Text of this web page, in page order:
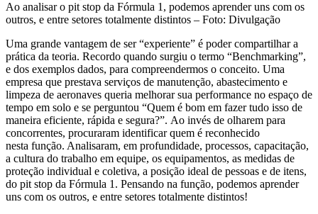
Ao analisar o pit stop da Fórmula 1, podemos aprender uns com os
outros, e entre setores totalmente distintos – Foto: Divulgação
Uma grande vantagem de ser “experiente” é poder compartilhar a
prática da teoria. Recordo quando surgiu o termo “Benchmarking”,
e dos exemplos dados, para compreendermos o conceito. Uma
empresa que prestava serviços de manutenção, abastecimento e
limpeza de aeronaves queria melhorar sua performance no espaço de
tempo em solo e se perguntou “Quem é bom em fazertudo isso de
maneira eficiente, rápida e segura?”. Ao invés de olharem para
concorrentes, procuraram identificar quem é reconhecido
nesta função. Analisaram, em profundidade, processos, capacitação,
a cultura do trabalho em equipe, os equipamentos, as medidas de
proteção individual e coletiva, a posição ideal de pessoas e de itens,
do pit stop da Fórmula 1. Pensando na função, podemos aprender
uns com os outros, e entre setores totalmente distintos!